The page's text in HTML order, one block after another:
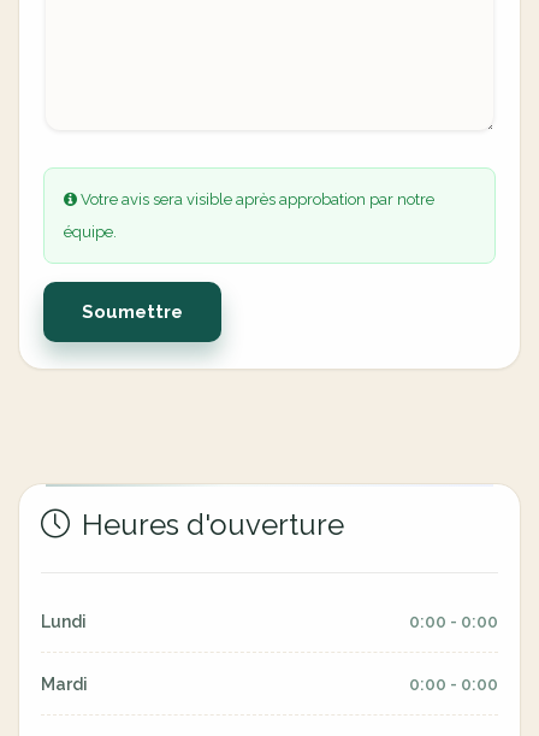
Votre avis sera visible après approbation par notre
équipe.
Soumettre
Heures d'ouverture
Lundi 0:00 - 0:00
Mardi 0:00 - 0:00